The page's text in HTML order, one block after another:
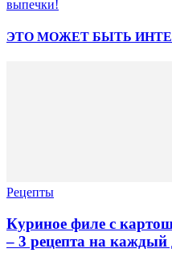
выпечки!
ЭТО МОЖЕТ БЫТЬ
Рецепты
Куриное филе с
– 3 рецепта на каждый